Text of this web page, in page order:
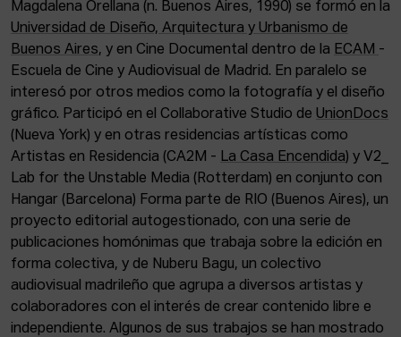
LA CASA DEL CINE
ACTUALIDAD
Admisión
Intranet
ESP ENG
Magdalena Orellana (n. Buenos Aires, 1990) se formó en la
Universidad de Diseño, Arquitectura y Urbanismo de
Buenos Aires, y en Cine Documental dentro de la ECAM -
Escuela de Cine y Audiovisual de Madrid. En paralelo se
interesó por otros medios como la fotografía y el diseño
gráfico. Participó en el Collaborative Studio de UnionDocs
(Nueva York) y en otras residencias artísticas como
Artistas en Residencia (CA2M - La Casa Encendida) y V2_
Lab for the Unstable Media (Rotterdam) en conjunto con
Hangar (Barcelona) Forma parte de RIO (Buenos Aires), un
proyecto editorial autogestionado, con una serie de
publicaciones homónimas que trabaja sobre la edición en
forma colectiva, y de Nuberu Bagu, un colectivo
audiovisual madrileño que agrupa a diversos artistas y
colaboradores con el interés de crear contenido libre e
independiente. Algunos de sus trabajos se han mostrado